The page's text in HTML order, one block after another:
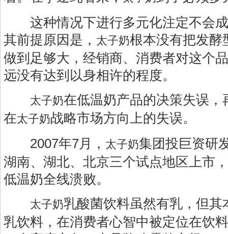
这种情况下进行多元化注定不会成
其前提原因是， 太子奶根本没有把发酵
做到足够大，经销商、消费者对这个
远没有达到以身相许的程度。
太子奶在低温奶产品的决策失误，
在太子奶战略市场方向上的失误。
2007年7月， 太子奶集团投巨资研
湖南、湖北、北京三个试点地区上市
低温奶全线溃败。
太子奶乳酸菌饮料虽然有乳，但其
乳饮料，在消费者心智中被定位在饮